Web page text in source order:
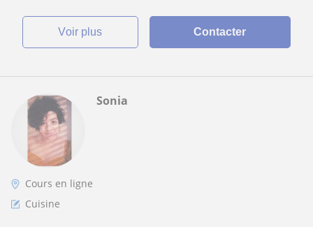
voir plus Contacter
Sonia
Cours en ligne
Cuisine